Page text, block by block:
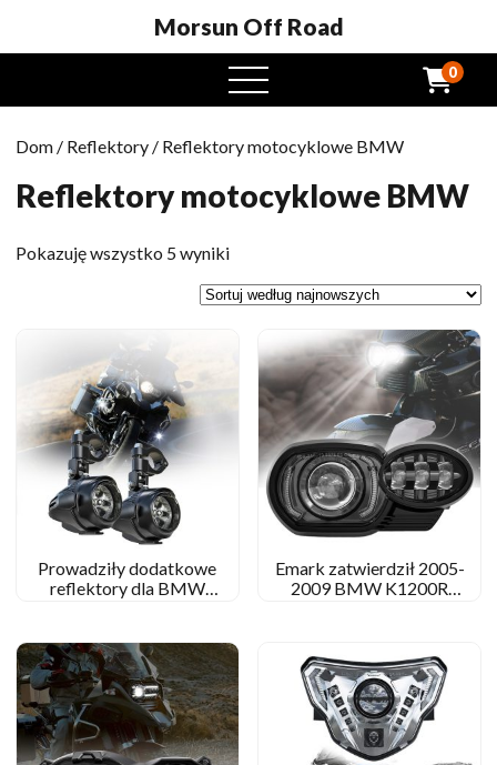
Morsun Off Road
Otwarte
menu
0
Dom / Reflektory / Reflektory motocyklowe BMW
Reflektory motocyklowe BMW
Pokazuję wszystko 5 wynikiPosortowane
najnowszych
Prowadziły dodatkowe
reflektory dla BMW
punktowym
Emark zatwierdził 2005-
2009 BMW K1200R